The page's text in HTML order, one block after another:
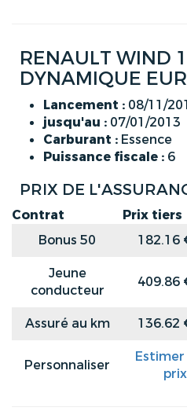
RENAULT WIND
DYNAMIQUE
Lancement : 08/11/
jusqu'au : 07/01/2013
Carburant : Essence
Puissance fiscale : 6
PRIX DE
Contrat Prix tiers
Bonus 50
182.16
Jeune
conducteur
409.86
Assuré au km 136.62
Personnaliser
prix